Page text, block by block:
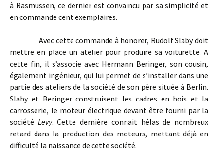
à Rasmussen, ce dernier est convaincu par sa simplicité et
en commande cent exemplaires.
Avec cette commande à honorer, Rudolf Slaby doit
mettre en place un atelier pour produire sa voiturette. A
cette fin, il s’associe avec Hermann Beringer, son cousin,
également ingénieur, qui lui permet de s’installer dans une
partie des ateliers de la société de son père située à Berlin.
Slaby et Beringer construisent les cadres en bois et la
carrosserie, le moteur électrique devant être fourni par la
société Levy. Cette dernière connait hélas de nombreux
retard dans la production des moteurs, mettant déjà en
difficulté la naissance de cette société.